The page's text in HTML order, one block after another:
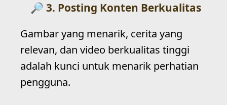
3. Posting Konten Berkualitas
Gambar yang menarik, cerita yang
relevan, dan video berkualitas tinggi
adalah kunci untuk menarik perhatian
pengguna.